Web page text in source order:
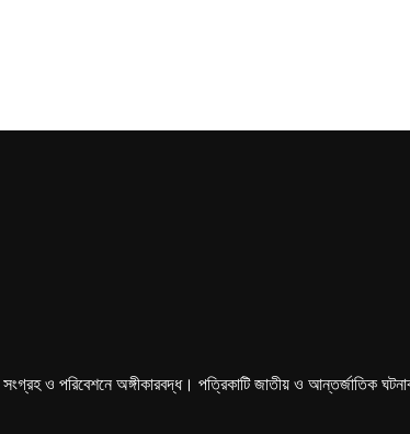
ও পরিবেশনে অঙ্গীকারবদ্ধ। পত্রিকাটি জাতীয় ও আন্তর্জাতিক